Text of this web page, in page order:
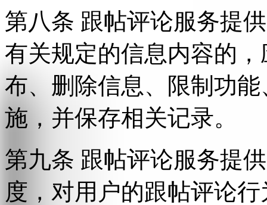
第八条 跟帖评论服务提
有关规定的信息内容的
布、删除信息、限制功
施，并保存相关记录。
第九条 跟帖评论服务提
度，对用户的跟帖评论